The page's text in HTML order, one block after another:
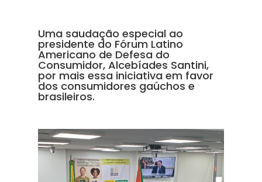
Uma saudação especial ao
presidente do Fórum Latino
Americano de Defesa do
Consumidor, Alcebíades Santini,
por mais essa iniciativa em favor
dos consumidores gaúchos e
brasileiros.